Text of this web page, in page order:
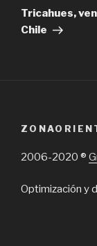
Post
Tricahues,
Chile
2006-2020 ®
Optimización y